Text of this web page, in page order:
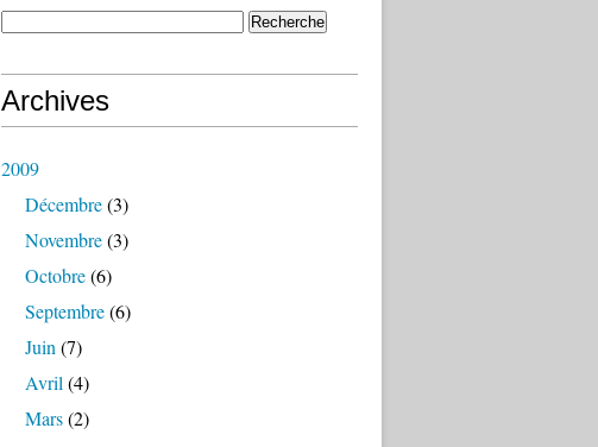
Archives
2009
Décembre(3)
Novembre(3)
Octobre(6)
Septembre(6)
Juin (7)
Avril (4)
Mars(2)